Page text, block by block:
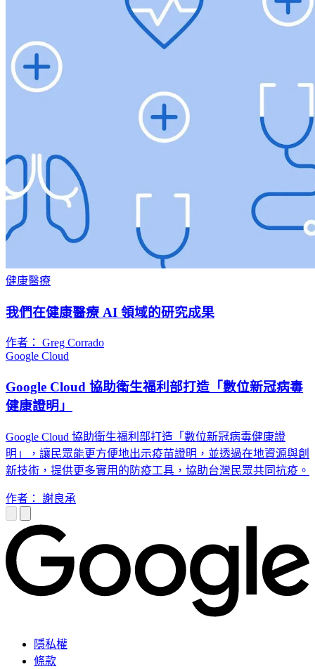
健康醫療
我們在健康醫療 AI 領域的研究成果
作者： Greg Corrado
Google Cloud
Google Cloud 協助衛生福利部打造「數位新冠病毒
健康證明」
Google Cloud 協助衛生福利部打造「數位新冠病毒健康證
明」，讓民眾能更方便地出示疫苗證明，並透過在地資源與創
新技術，提供更多實用的防疫工具，協助台灣民眾共同抗疫。
作者： 謝良承
隱私權
條款